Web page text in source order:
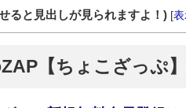
ると見出しが見られますよ！) [
【ちょこざっぷ